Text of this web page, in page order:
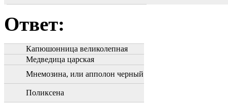
Ответ:
Капюшонница великолепная
Медведица царская
Мнемозина, или апполон черный
Поликсена